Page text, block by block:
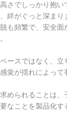
さでしっかり抱い
絆がぐっと深まり
も頻繁で、安全面
ースではなく、立
覚が揺れによって
められることは、
なことを製品化す